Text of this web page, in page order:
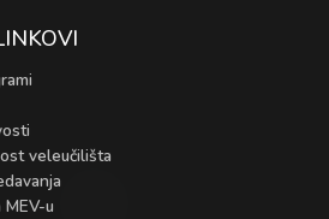
veleučilišta
u